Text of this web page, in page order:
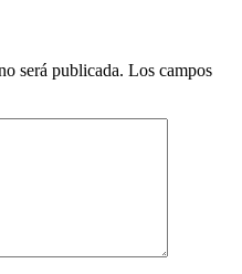
será publicada. Los campos